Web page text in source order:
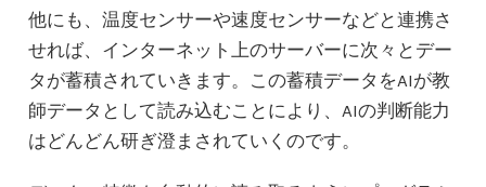
他にも、温度センサーや速度センサーなどと連携さ
せれば、インターネット上のサーバーに次々とデー
タが蓄積されていきます。この蓄積データをAIが教
師データとして読み込むことにより、AIの判断能力
はどんどん研ぎ澄まされていくのです。